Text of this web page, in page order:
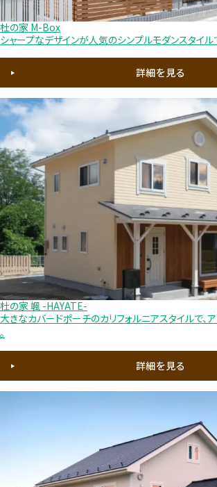
杜の家 M-Box
シャープなデザインが人気のシンプルモダンスタイル
詳細を見る
杜の家 颯 -HAYATE-
大きなカバードポーチのカリフォルニアスタイルで、
。
詳細を見る